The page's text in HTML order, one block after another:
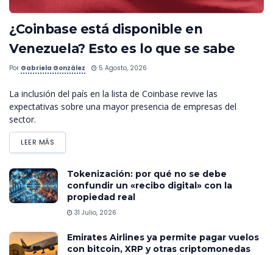
¿Coinbase está disponible en
Venezuela? Esto es lo que se sabe
Por Gabriela González 5 Agosto, 2026
La inclusión del país en la lista de Coinbase revive las
expectativas sobre una mayor presencia de empresas del
sector.
LEER MÁS
Tokenización: por qué no se debe
confundir un «recibo digital» con la
propiedad real
31 Julio, 2026
Emirates Airlines ya permite pagar vuelos
con bitcoin, XRP y otras criptomonedas